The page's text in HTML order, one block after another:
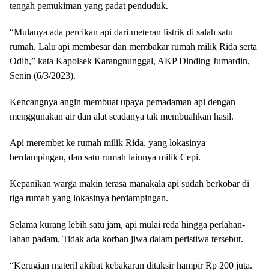
tengah pemukiman yang padat penduduk.
“Mulanya ada percikan api dari meteran listrik di salah satu
rumah. Lalu api membesar dan membakar rumah milik Rida serta
Odih,” kata Kapolsek Karangnunggal, AKP Dinding Jumardin,
Senin (6/3/2023).
Kencangnya angin membuat upaya pemadaman api dengan
menggunakan air dan alat seadanya tak membuahkan hasil.
Api merembet ke rumah milik Rida, yang lokasinya
berdampingan, dan satu rumah lainnya milik Cepi.
Kepanikan warga makin terasa manakala api sudah berkobar di
tiga rumah yang lokasinya berdampingan.
Selama kurang lebih satu jam, api mulai reda hingga perlahan-
lahan padam. Tidak ada korban jiwa dalam peristiwa tersebut.
“Kerugian materil akibat kebakaran ditaksir hampir Rp 200 juta.